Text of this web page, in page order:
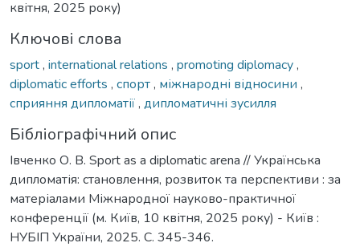
квітня, 2025 року)
Ключові слова
sport, international relations , promoting diplomacy,
diplomatic efforts , спорт, міжнародні відносини ,
сприяння дипломатії, дипломатичні зусилля
Бібліографічний опис
Івченко О. В. Sport as a diplomatic arena // Українська
дипломатія: становлення, розвиток та перспективи : за
матеріалами Міжнародної науково-практичної
конференції (м. Київ, 10 квітня, 2025 року) - Київ :
НУБІП України, 2025. С. 345-346.